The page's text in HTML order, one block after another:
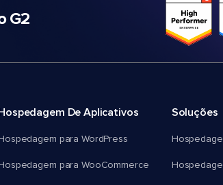
G2
Hospedagem De Aplicativos
Hospedagem para WordPress
Hospedagem para WooCommerce
Soluções